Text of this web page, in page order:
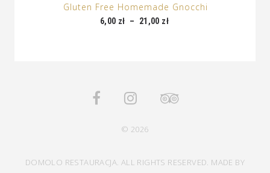
Gluten Free Homemade Gnocchi
6,00 zł – 21,00 zł
© 2026
DOMOLO RESTAURACJA. ALL RIGHTS RESERVED. MADE BY